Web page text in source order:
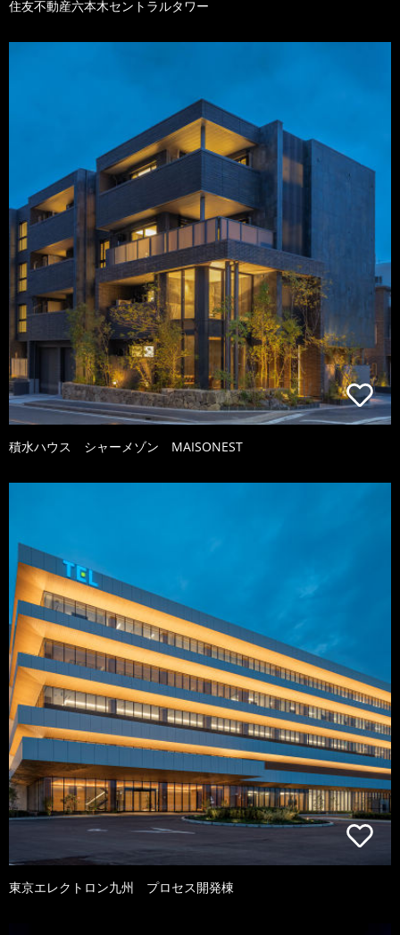
住友不動産六本木セントラルタワー
積水ハウス シャーメゾン MAISONEST
東京エレクトロン九州 プロセス開発棟